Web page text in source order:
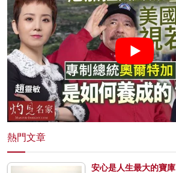
熱門文章
安心是人生最大的寶庫